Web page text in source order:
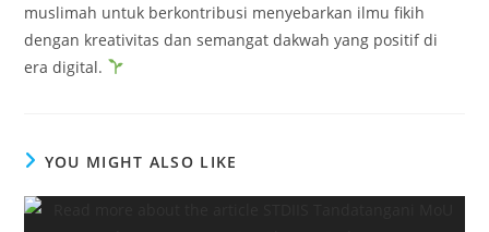
muslimah untuk berkontribusi menyebarkan ilmu fikih
dengan kreativitas dan semangat dakwah yang positif di
era digital.
YOU MIGHT ALSO LIKE